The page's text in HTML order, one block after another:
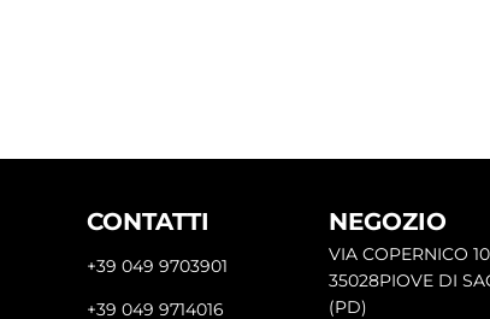
CONTATTI
+39 049 9703901
+39 049 9714016
NEGOZIO
VIA COPERNICO
35028PIOVE DI
(PD)